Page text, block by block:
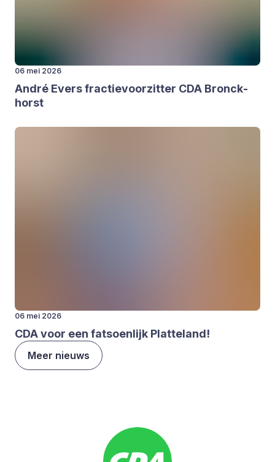
06 mei 2026
André Evers frac­tie­voor­zit­ter CDA Bron­ck­
horst
06 mei 2026
CDAvoor een fat­soen­lijk Plat­te­land!
Meer nieuws